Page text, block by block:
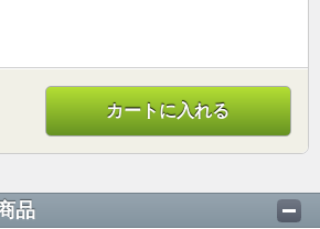
カートに入れる
品